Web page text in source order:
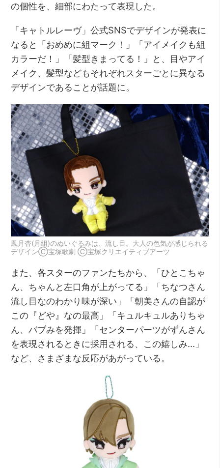
の個性を、細部にわたって表現した。
「キャトルレーヴ」公式SNSでデザインが発表に
なると「おめめに組マーク！」「アイメイクも組
カラーだ！」「髪型きまってる！」と、目やアイ
メイク、髪型などもそれぞれスターごとに異なる
デザインであることが話題に。
鳳月杏(月組)のぬいぐるみは、流し目。大人の色気が感じられる
デザインⒸ宝塚歌劇 Ⓒ宝塚クリエイティブアーツ
また、各スターのファンたちから、「ひとこちゃ
ん、ちゃんと左口角が上がってる」「ちなつさん
流し目なのわかり味が深い」「朝美さんの自認が
この『どや』なの最高」「キュルキュルありちゃ
ん、バブみを発揮」「センターパーツがずんさん
を表現されるときに採用される、この嬉しみ…」
など、さまざまな反応があがっている。